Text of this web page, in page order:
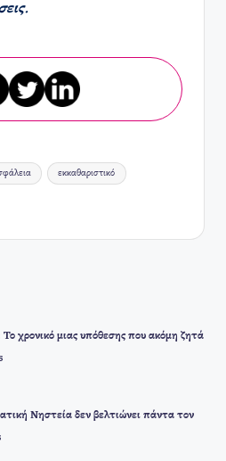
εκκαθαριστικό
χρονικό μιας υπόθεσης που ακόμη ζητά
Νηστεία δεν βελτιώνει πάντα τον